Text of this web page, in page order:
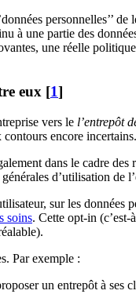
personnelles’’
à une partie des
une réelle
eux [1]
vers le l’entrepôt
encore incertains.
dans le cadre
d’utilisation de
sur les
soins. Cette opt-in
Par exemple :
un entrepôt à